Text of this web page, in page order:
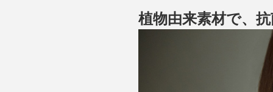
植物由来素材で、